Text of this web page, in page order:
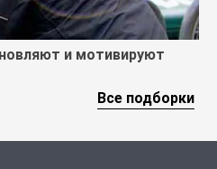
и мотивируют
Все подборки